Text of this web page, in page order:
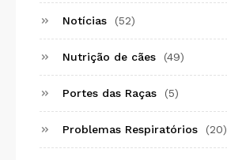
Notícias (52)
Nutrição de cães (49)
Portes das Raças (5)
Problemas Respiratórios (20)